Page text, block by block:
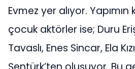
Evmez yer alıyor.
çocuk aktörler ise; Duru
Tavaslı, Enes Sincar, Ela